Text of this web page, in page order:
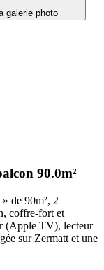
galerie photo
90.0m²
de 90m², 2
coffre-fort et
(Apple TV), lecteur
sur Zermatt et une